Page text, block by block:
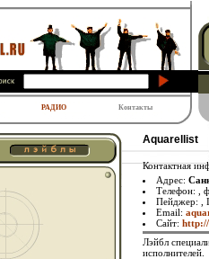
РАДИО Контакты
Aquarellist
Контактная
Адрес:
Телефон:
,
Пейджер:
Email:
Сайт:
Лэйбл
исполнителей.